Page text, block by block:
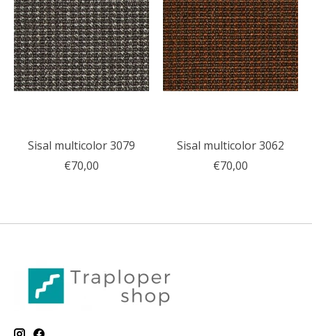
Sisal multicolor 3079
€70,00
Sisal multicolor 3062
€70,00